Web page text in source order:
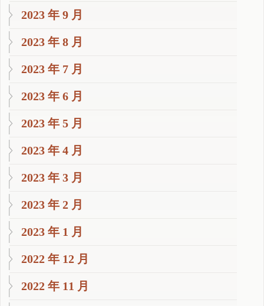
2023 年 9 月
2023 年 8 月
2023 年 7 月
2023 年 6 月
2023 年 5 月
2023 年 4 月
2023 年 3 月
2023 年 2 月
2023 年 1 月
2022 年 12 月
2022 年 11 月